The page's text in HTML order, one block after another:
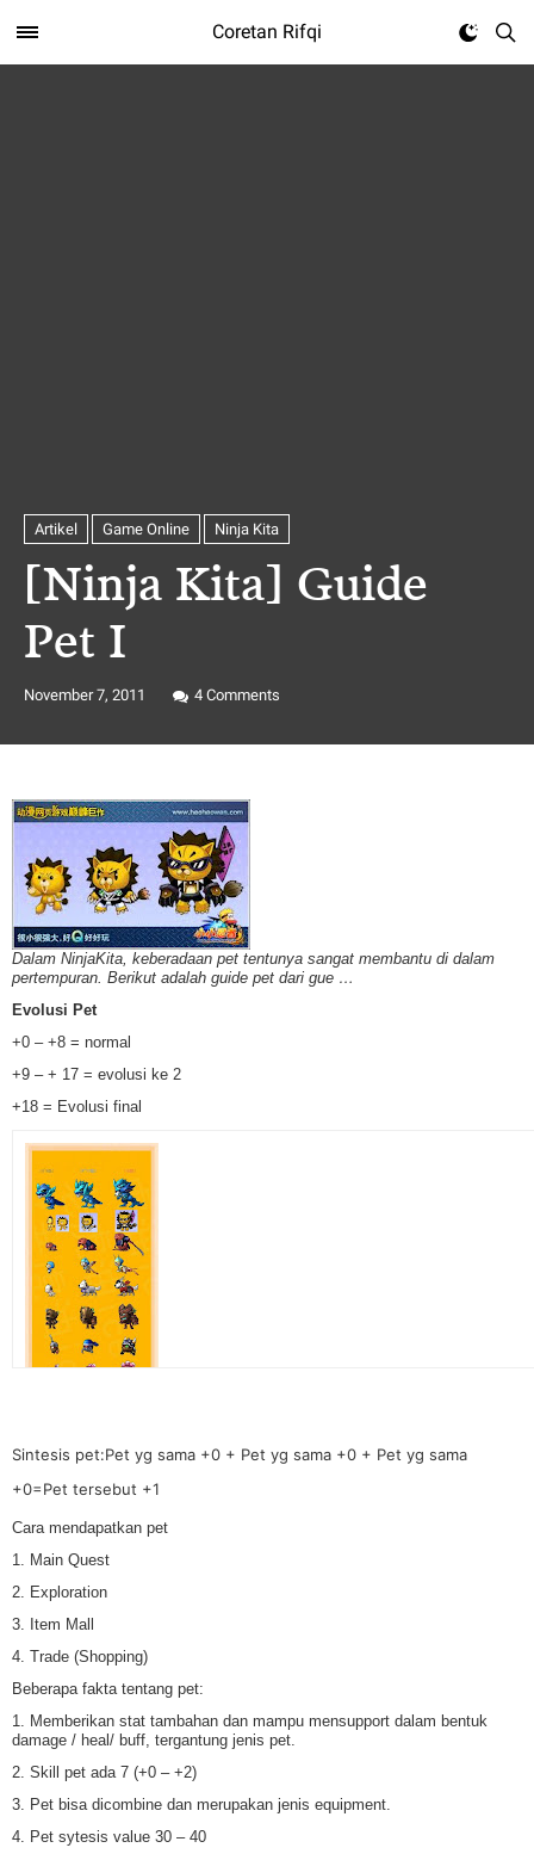
Coretan Rifqi
Artikel Game Online Ninja Kita
[Ninja Kita] Guide
Pet I
November 7, 2011 4 Comments
Dalam NinjaKita, keberadaan pet tentunya sangat membantu di dalam
pertempuran. Berikut adalah guide pet dari gue …
Evolusi Pet
+0 – +8 = normal
+9 – + 17 = evolusi ke 2
+18 = Evolusi final
Sintesis pet:Pet yg sama +0 + Pet yg sama +0 + Pet yg sama
+0=Pet tersebut +1
Cara mendapatkan pet
1. Main Quest
2. Exploration
3. Item Mall
4. Trade (Shopping)
Beberapa fakta tentang pet:
1. Memberikan stat tambahan dan mampu mensupport dalam bentuk
damage / heal/ buff, tergantung jenis pet.
2. Skill pet ada 7 (+0 – +2)
3. Pet bisa dicombine dan merupakan jenis equipment.
4. Pet sytesis value 30 – 40